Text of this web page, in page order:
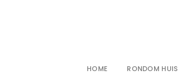
HOME RONDOM HUIS